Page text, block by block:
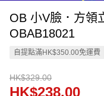
OB 小V臉．方領
OBAB18021
自提點滿HK$350.00免運費
HK$329.00
HK$238.00